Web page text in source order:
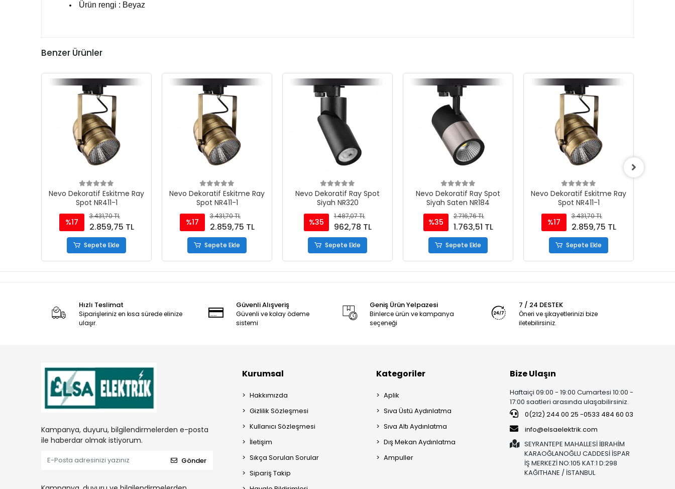
Ürün rengi : Beyaz
Benzer Ürünler
Nevo Dekoratif Eskitme Ray
Spot NR411-1
%17
3.431,70 TL
2.859,75 TL
Sepete Ekle
Nevo Dekoratif Eskitme Ray
Spot NR411-1
%17
3.431,70 TL
2.859,75 TL
Sepete Ekle
Nevo Dekoratif Ray Spot
Siyah NR320
%35
1.487,07 TL
962,78 TL
Sepete Ekle
Nevo Dekoratif Ray Spot
Siyah Saten NR184
%35
2.716,76 TL
1.763,51 TL
Sepete Ekle
Nevo Dekoratif Eskitme Ray
Spot NR411-1
%17
3.431,70 TL
2.859,75 TL
Sepete Ekle
Hızlı Teslimat
Siparişleriniz en kısa sürede elinize
ulaşır.
Güvenli Alışveriş
Güvenli ve kolay ödeme
sistemi
Geniş Ürün Yelpazesi
Binlerce ürün ve kampanya
seçeneği
7 / 24 DESTEK
Öneri ve şikayetlerinizi bize
iletebilirsiniz.
Kampanya, duyuru, bilgilendirmelerden e-posta
ile haberdar olmak istiyorum.
Gönder
Kurumsal
Hakkımızda
Gizlilik Sözleşmesi
Kullanıcı Sözleşmesi
İletişim
Sıkça Sorulan Sorular
Sipariş Takip
Kategoriler
Aplik
Sıva Üstü Aydınlatma
Sıva Altı Aydınlatma
Dış Mekan Aydınlatma
Ampuller
Bize Ulaşın
Haftaiçi 09:00 - 19:00 Cumartesi 10:00 -
17:00 saatleri arasında ulaşabilirsiniz.
0(212) 244 00 25 -0533 484 60 03
info@elsaelektrik.com
SEYRANTEPE MAHALLESİ İBRAHİM
KARAOĞLANOĞLU CADDESİ İSPAR
İŞ MERKEZİ NO:105 KAT:1 D:298
KAĞITHANE / İSTANBUL